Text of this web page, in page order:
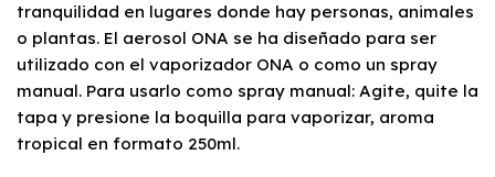
tranquilidad en lugares donde hay personas, animales
o plantas. El aerosol ONA se ha diseñado para ser
utilizado con el vaporizador ONA o como un spray
manual. Para usarlo como spray manual: Agite, quite la
tapa y presione la boquilla para vaporizar, aroma
tropical en formato 250ml.